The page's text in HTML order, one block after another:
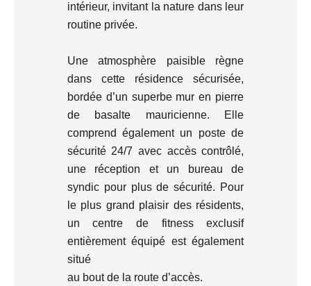
intérieur, invitant la nature dans leur
routine privée.
Une atmosphère paisible règne
dans cette résidence sécurisée,
bordée d’un superbe mur en pierre
de basalte mauricienne. Elle
comprend également un poste de
sécurité 24/7 avec accès contrôlé,
une réception et un bureau de
syndic pour plus de sécurité. Pour
le plus grand plaisir des résidents,
un centre de fitness exclusif
entièrement équipé est également
situé
au bout de la route d’accès.